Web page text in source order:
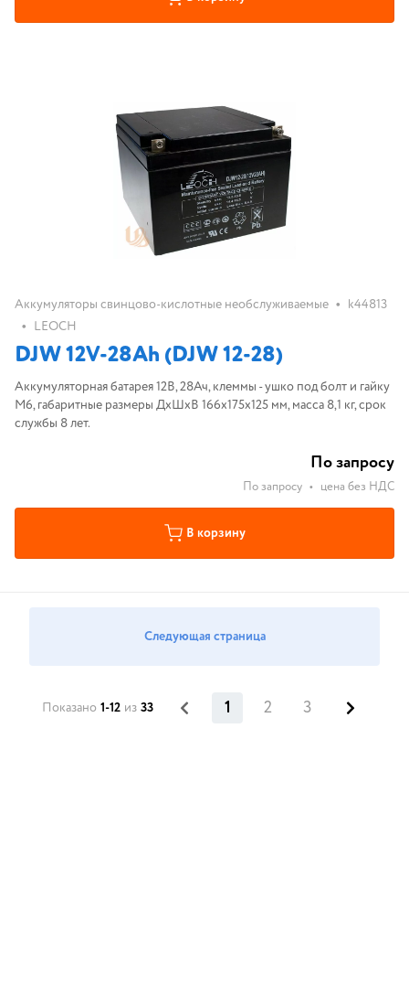
Аккумуляторы свинцово-кислотные необслуживаемые • k44813
• LEOCH
DJW 12V-28Ah (DJW 12-28)
Аккумуляторная батарея 12В, 28Ач, клеммы - ушко под болт и гайку
М6, габаритные размеры ДхШхВ 166х175х125 мм, масса 8,1 кг, срок
службы 8 лет.
По запросу
По запросу • цена без НДС
В корзину
Следующая страница
Показано 1-12 из 33 1 2 3